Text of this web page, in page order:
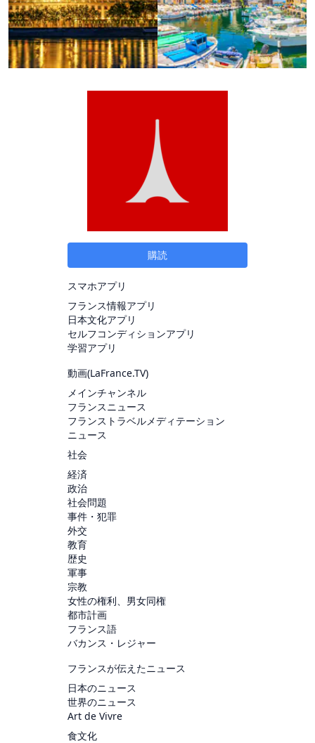
購読
スマホアプリ
フランス情報アプリ
日本文化アプリ
セルフコンディションアプリ
学習アプリ
動画(LaFrance.TV)
メインチャンネル
フランスニュース
フランストラベルメディテーション
ニュース
社会
経済
政治
社会問題
事件・犯罪
外交
教育
歴史
軍事
宗教
女性の権利、男女同権
都市計画
フランス語
バカンス・レジャー
フランスが伝えたニュース
日本のニュース
世界のニュース
Art de Vivre
食文化